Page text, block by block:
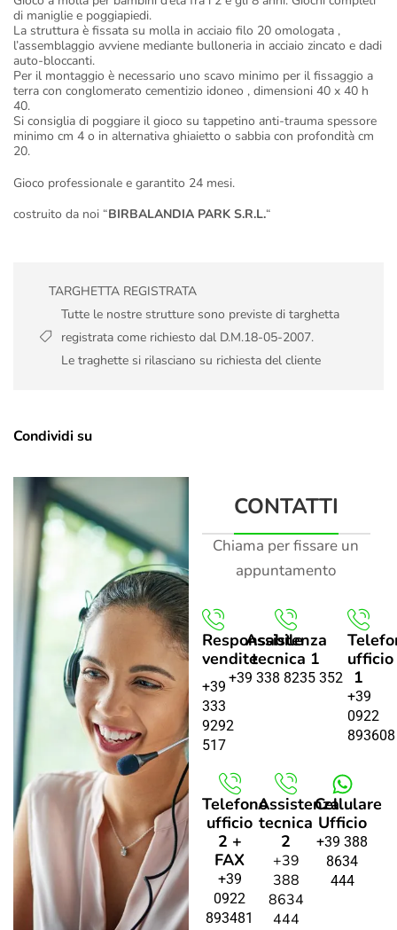
di maniglie e poggiapiedi.
La struttura è fissata su molla in acciaio filo 20 omologata ,
l’assemblaggio avviene mediante bulloneria in acciaio zincato e dadi
auto-bloccanti.
Per il montaggio è necessario uno scavo minimo per il fissaggio a
terra con conglomerato cementizio idoneo , dimensioni 40 x 40 h
40.
Si consiglia di poggiare il gioco su tappetino anti-trauma spessore
minimo cm 4 o in alternativa ghiaietto o sabbia con profondità cm
20.
Gioco professionale e garantito 24 mesi.
costruito da noi “BIRBALANDIA PARK S.R.L.“
TARGHETTA REGISTRATA
Tutte le nostre strutture sono previste di targhetta
registrata come richiesto dal D.M.18-05-2007.
Le traghette si rilasciano su richiesta del cliente
Condividi su
CONTATTI
Chiama per fissare un
appuntamento
Responsabile
vendite
+39
333
9292
517
Assistenza
tecnica 1
+39 338 8235 352
ufficio
1
+39
0922
893608
Telefono
ufficio
2 +
FAX
+39
0922
893481
Assistenza
tecnica
2
+39
388
8634
444
Cellulare
Ufficio
+39 388
8634
444